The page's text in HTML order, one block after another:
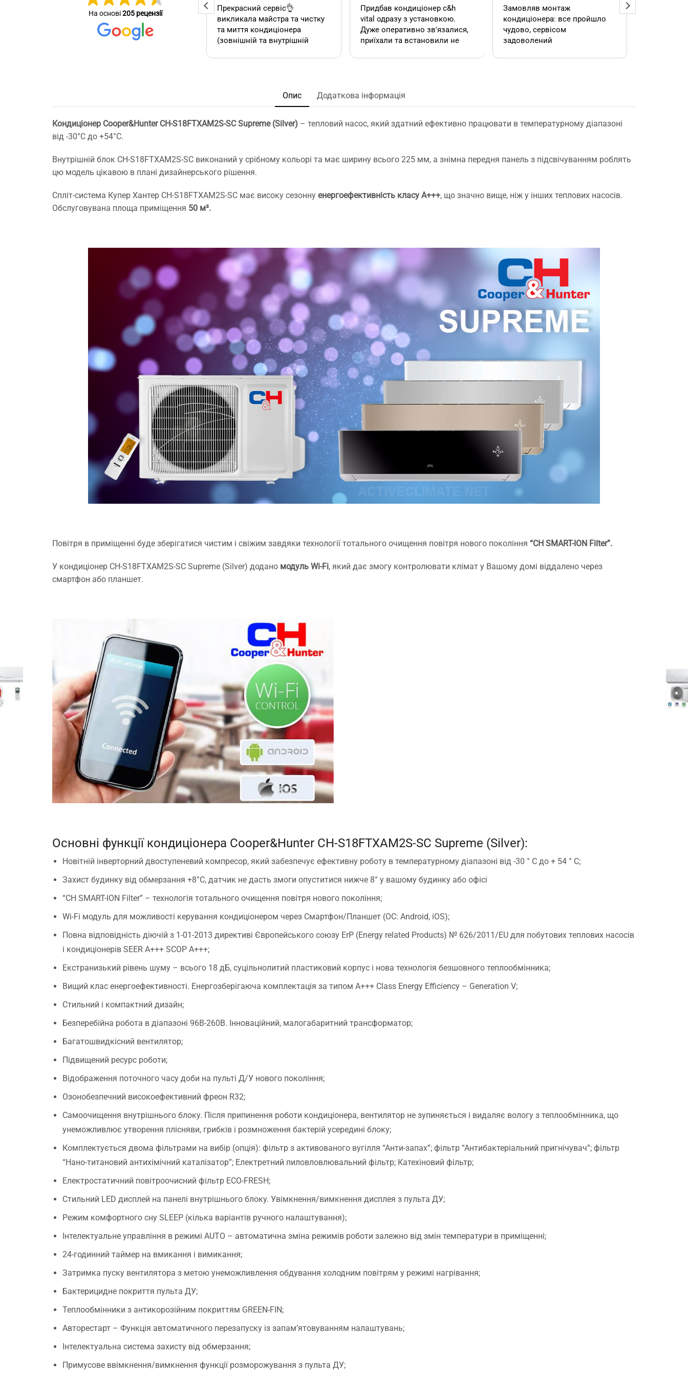
На основі205 рецензії
Професійна та оперативна
команда! Вчасно виконали
замовлення, бережно
ставились до техніки, дали
Прекрасний сервіс👌
викликала майстра та чистку
та миття кондиціонера
(зовнішній та внутрішній
замовляла у цієї фірми 2
кондиціонера. Задоволена,
вибором їх, так і
Буду неодмінно звертатись
ще та рекомендувати!
Придбав кондиціонер c&h
vital одразу з установкою.
Дуже оперативно зв'язалися,
приїхали та встановили не
пропозиція, акційної
установки за умови
саме в цьому магазині. Але
панельній 12 поверхів ці
магазинах. Тому перевага
тільки оперативність, і
Замовляв монтаж
кондиціонера: все пройшло
чудово, сервісом
задоволений
Опис Додаткова інформація
Кондиціонер Cooper&Hunter CH-S18FTXAM2S-SC Supreme (Silver) – тепловий насос, який здатний ефективно працювати в температурному діапазоні
від -30°С до +54°С.
Внутрішній блок CH-S18FTXAM2S-SC виконаний у срібному кольорі та має ширину всього 225 мм, а знімна передня панель з підсвічуванням роблять
цю модель цікавою в плані дизайнерського рішення.
Спліт-система Купер Хантер CH-S18FTXAM2S-SC має високу сезонну енергоефективність класу А+++, що значно вище, ніж у інших теплових насосів.
Обслуговувана площа приміщення 50 м².
Повітря в приміщенні буде зберігатися чистим і свіжим завдяки технології тотального очищення повітря нового покоління “CH SMART-ION Filter”.
У кондиціонер CH-S18FTXAM2S-SC Supreme (Silver) додано модуль Wi-Fi, який дає змогу контролювати клімат у Вашому домі віддалено через
смартфон або планшет.
Основні функції кондиціонера Cooper&Hunter CH-S18FTXAM2S-SC Supreme (Silver):
Новітній інверторний двоступеневий компресор, який забезпечує ефективну роботу в температурному діапазоні від -30 ° С до + 54 ° C;
Захист будинку від обмерзання +8°C, датчик не дасть змоги опуститися нижче 8° у вашому будинку або офісі
“CH SMART-ION Filter” – технологія тотального очищення повітря нового покоління;
Wi-Fi модуль для можливості керування кондиціонером через Смартфон/Планшет (ОС: Android, iOS);
Повна відповідність діючій з 1-01-2013 директиві Європейського союзу ErP (Energy related Products) № 626/2011/EU для побутових теплових насосів
і кондиціонерів SEER A+++ SCOP A+++;
Екстранизький рівень шуму – всього 18 дБ, суцільнолитий пластиковий корпус і нова технологія безшовного теплообмінника;
Вищий клас енергоефективності. Енергозберігаюча комплектація за типом A+++ Class Energy Efficiency – Generation V;
Стильний і компактний дизайн;
Безперебійна робота в діапазоні 96В-260В. Інноваційний, малогабаритний трансформатор;
Багатошвидкісний вентилятор;
Підвищений ресурс роботи;
Відображення поточного часу доби на пульті Д/У нового покоління;
Озонобезпечний високоефективний фреон R32;
Самоочищення внутрішнього блоку. Після припинення роботи кондиціонера, вентилятор не зупиняється і видаляє вологу з теплообмінника, що
унеможливлює утворення плісняви, грибків і розмноження бактерій усередині блоку;
Комплектується двома фільтрами на вибір (опція): фільтр з активованого вугілля “Анти-запах”; фільтр “Антибактеріальний пригнічувач”; фільтр
“Нано-титановий антихімічний каталізатор”; Електретний пиловловлювальний фільтр; Катехіновий фільтр;
Електростатичний повітроочисний фільтр ЕСО-FRESH;
Стильний LED дисплей на панелі внутрішнього блоку. Увімкнення/вимкнення дисплея з пульта ДУ;
Режим комфортного сну SLЕЕР (кілька варіантів ручного налаштування);
Інтелектуальне управління в режимі AUTO – автоматична зміна режимів роботи залежно від змін температури в приміщенні;
24-годинний таймер на вмикання і вимикання;
Затримка пуску вентилятора з метою унеможливлення обдування холодним повітрям у режимі нагрівання;
Бактерицидне покриття пульта ДУ;
Теплообмінники з антикорозійним покриттям GREEN-FIN;
Авторестарт – Функція автоматичного перезапуску із запам’ятовуванням налаштувань;
Інтелектуальна система захисту від обмерзання;
Примусове ввімкнення/вимкнення функції розморожування з пульта ДУ;